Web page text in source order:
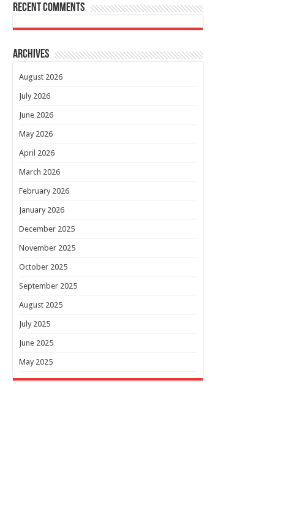
Recent Comments
Archives
August 2026
July 2026
June 2026
May 2026
April 2026
March 2026
February 2026
January 2026
December 2025
November 2025
October 2025
September 2025
August 2025
July 2025
June 2025
May 2025